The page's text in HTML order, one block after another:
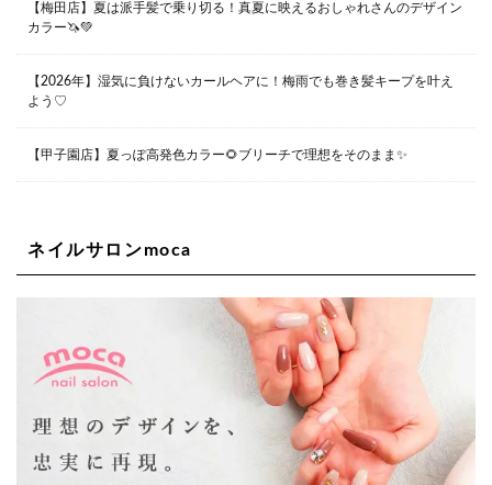
ビル1F
Lee四ツ橋店
ｓａｎｔビルＢ１Ｆ
06-6537-9791
Lee上新庄Vita店
大阪市東淀川区瑞光1-4-1 カサデルドイ 2F
06-6195-3667
【梅田店】夏は派手髪で乗り切る！真夏に映えるおしゃれさんのデザイン
カラー🦄💚
【2026年】湿気に負けないカールヘアに！梅雨でも巻き髪キープを叶え
よう♡
【甲子園店】夏っぽ高発色カラー🌻ブリーチで理想をそのまま✨
ネイルサロンmoca